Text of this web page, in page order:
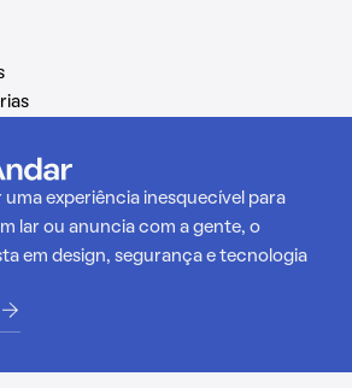
experiência inesquecível para
lar ou anuncia com a gente, o
em design, segurança e tecnologia